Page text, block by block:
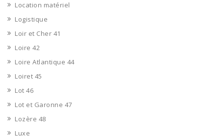
Location matériel
Logistique
Loir et Cher 41
Loire 42
Loire Atlantique 44
Loiret 45
Lot 46
Lot et Garonne 47
Lozère 48
Luxe